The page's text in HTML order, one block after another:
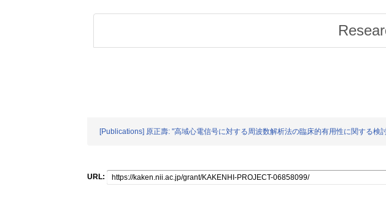
[Publications] 原正壽: "高域心電信号に対する周波数解析法の臨床的有用性に関する検
URL: